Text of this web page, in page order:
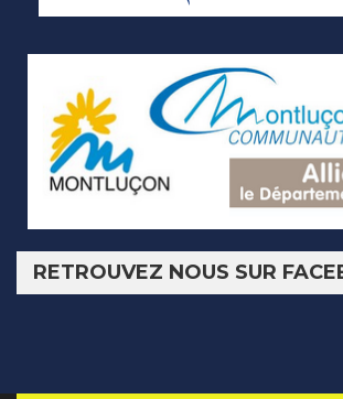
RETROUVEZ NOUS SUR